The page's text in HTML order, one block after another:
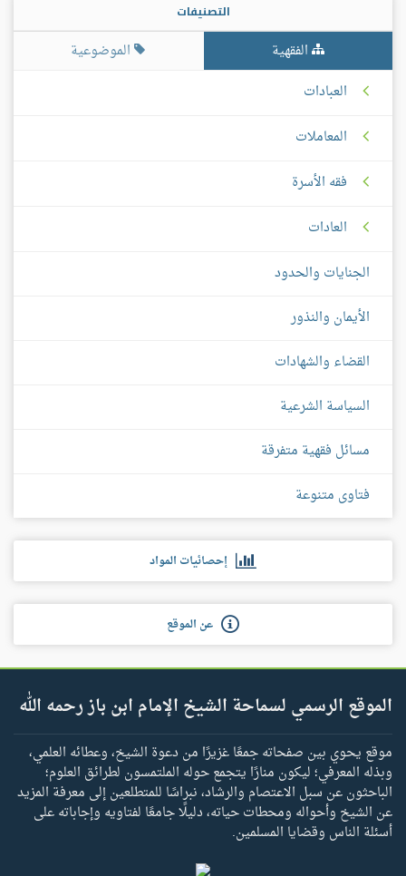
التصنيفات
الفقهية
الموضوعية
العبادات
المعاملات
فقه الأسرة
العادات
الجنايات والحدود
الأيمان والنذور
القضاء والشهادات
السياسة الشرعية
مسائل فقهية متفرقة
فتاوى متنوعة
إحصائيات المواد
عن الموقع
الموقع الرسمي لسماحة الشيخ الإمام ابن باز رحمه الله
موقع يحوي بين صفحاته جمعًا غزيرًا من دعوة الشيخ، وعطائه العلمي،
وبذله المعرفي؛ ليكون منارًا يتجمع حوله الملتمسون لطرائق العلوم؛
الباحثون عن سبل الاعتصام والرشاد، نبراسًا للمتطلعين إلى معرفة المزيد
عن الشيخ وأحواله ومحطات حياته، دليلًا جامعًا لفتاويه وإجاباته على
أسئلة الناس وقضايا المسلمين.